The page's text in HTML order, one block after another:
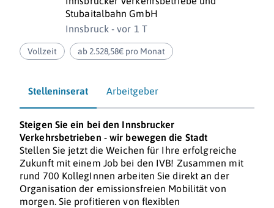
Stubaitalbahn GmbH
Innsbruck - vor 1 T
Vollzeit ab 2.528,58€ pro Monat
Stelleninserat Arbeitgeber
Steigen Sie ein bei den Innsbrucker
Verkehrsbetrieben - wir bewegen die Stadt
Stellen Sie jetzt die Weichen für Ihre erfolgreiche
Zukunft mit einem Job bei den IVB! Zusammen mit
rund 700 KollegInnen arbeiten Sie direkt an der
Organisation der emissionsfreien Mobilität von
morgen. Sie profitieren von flexiblen